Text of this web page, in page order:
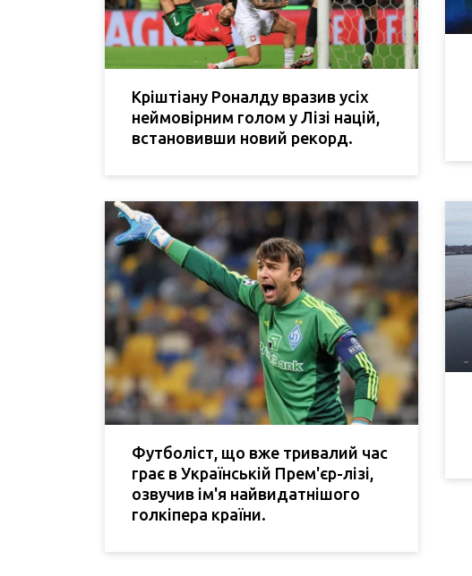
Кріштіану Роналду вразив усіх
неймовірним голом у Лізі націй,
встановивши новий рекорд.
Футболіст, що вже тривалий час
грає в Українській Прем'єр-лізі,
озвучив ім'я найвидатнішого
голкіпера країни.